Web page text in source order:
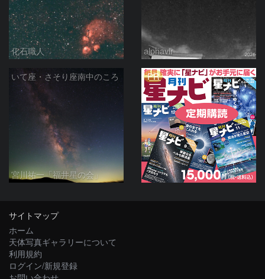
化石職人 alphavir
いて座・さそり座南中のころ
宮川祐一「福井星の会」
PR
サイトマップ
ホーム
天体写真ギャラリーについて
利用規約
ログイン/新規登録